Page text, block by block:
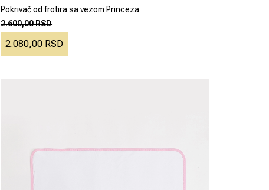
Pokrivač od frotira sa vezom Princeza
2.600,00 RSD
2.080,00 RSD